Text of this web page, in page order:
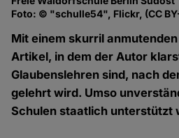
Foto: © "schulle54", Flickr, (CC
Mit einem skurril
Artikel, in dem der Autor
Glaubenslehren sind, nach
gelehrt wird. Umso
Schulen staatlich unterstützt